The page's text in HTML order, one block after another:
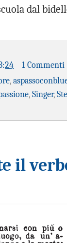
dal
1 Commenti
,
, Singer,
il